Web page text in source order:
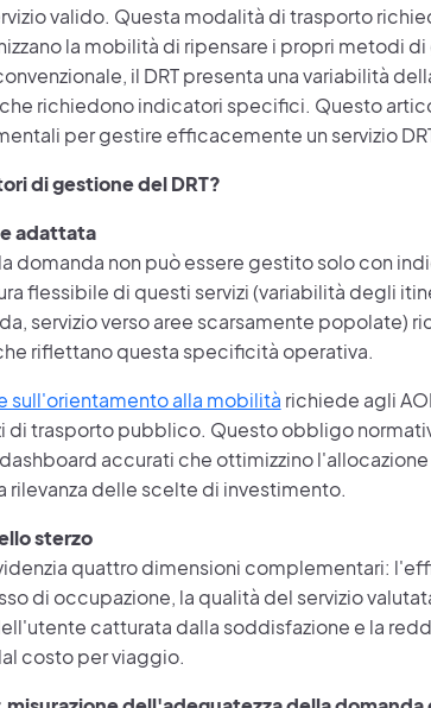
valido. Questa modalità di trasporto
la mobilità di ripensare i propri metodi
il DRT presenta una variabilità
richiedono indicatori specifici. Questo
per gestire efficacemente un servizio
di gestione del DRT?
adattata
domanda non può essere gestito solo con
flessibile di questi servizi (variabilità degli
servizio verso aree scarsamente popolate)
riflettano questa specificità operativa.
sull'orientamento alla mobilità richiede agli
di trasporto pubblico. Questo obbligo
accurati che ottimizzino
delle scelte di investimento.
sterzo
quattro dimensioni complementari:
di occupazione, la qualità del servizio
catturata dalla soddisfazione e la
costo per viaggio.